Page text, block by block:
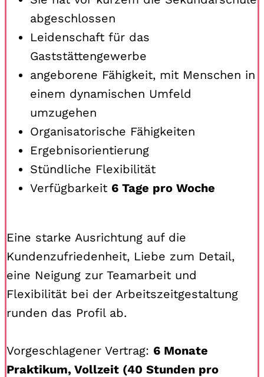
abgeschlossen
Leidenschaft für das
Gaststättengewerbe
angeborene Fähigkeit, mit Menschen in
einem dynamischen Umfeld
umzugehen
Organisatorische Fähigkeiten
Ergebnisorientierung
Stündliche Flexibilität
Verfügbarkeit 6 Tage pro Woche
Eine starke Ausrichtung auf die
Kundenzufriedenheit, Liebe zum Detail,
eine Neigung zur Teamarbeit und
Flexibilität bei der Arbeitszeitgestaltung
runden das Profil ab.
Vorgeschlagener Vertrag: 6 Monate
Praktikum, Vollzeit (40 Stunden pro